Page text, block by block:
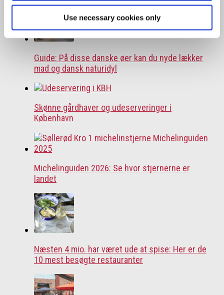
Use necessary cookies only
Guide: På disse danske øer kan du nyde lækker
mad og dansk naturidyl
Skønne gårdhaver og udeserveringer i
København
Michelinguiden 2026: Se hvor stjernerne er
landet
Næsten 4 mio. har været ude at spise: Her er de
10 mest besøgte restauranter